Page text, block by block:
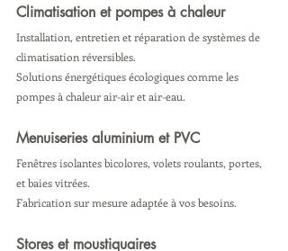
Climatisation et pompes à chaleur
Installation, entretien et réparation de systèmes de
climatisation réversibles.
Solutions énergétiques écologiques comme les
pompes à chaleur air-air et air-eau.
Menuiseries aluminium et PVC
Fenêtres isolantes bicolores, volets roulants, portes,
et baies vitrées.
Fabrication sur mesure adaptée à vos besoins.
Stores et moustiquaires